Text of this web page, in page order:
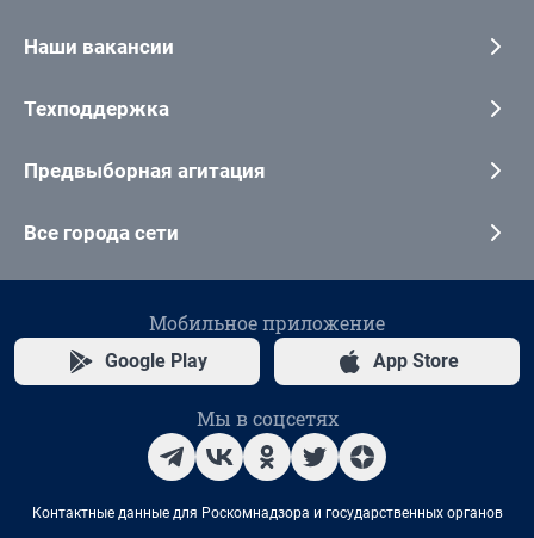
Наши вакансии
Техподдержка
Предвыборная агитация
Все города сети
Мобильное приложение
Google Play App Store
Мы в соцсетях
Контактные данные для Роскомнадзора и государственных органов